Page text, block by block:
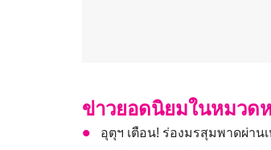
ข่าวยอดนิยมในหมวด
อุตุฯ เตือน! ร่องมรสุมพาดผ่า